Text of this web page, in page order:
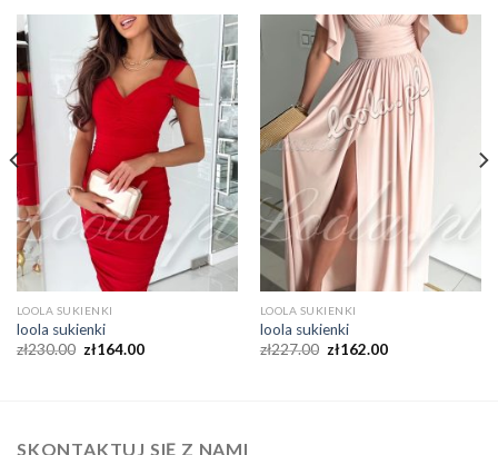
LOOLA SUKIENKI
loola sukienki
zł230.00 zł164.00
LOOLA SUKIENKI
loola sukienki
zł227.00 zł162.00
SKONTAKTUJ SIĘ Z NAMI